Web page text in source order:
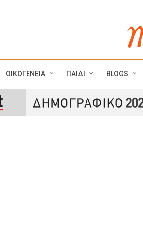
ΟΙΚΟΓΕΝΕΙΑ ΠΑΙΔΙ BLOGS